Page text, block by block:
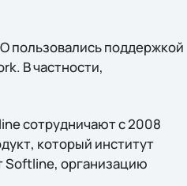
пользовались поддержкой
В частности,
сотрудничают с 2008
который институт
Softline, организацию